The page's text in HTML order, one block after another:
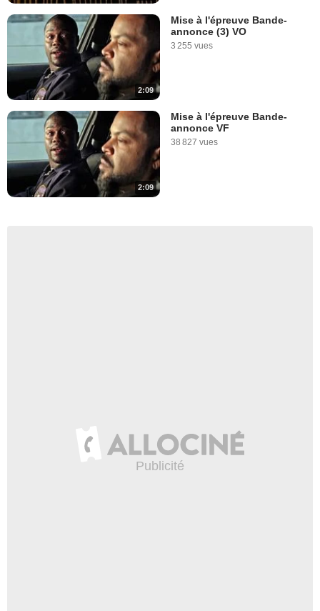
2:09
Mise à l'épreuve Bande-
annonce (3) VO
3 255 vues
2:09
Mise à l'épreuve Bande-
annonce VF
38 827 vues